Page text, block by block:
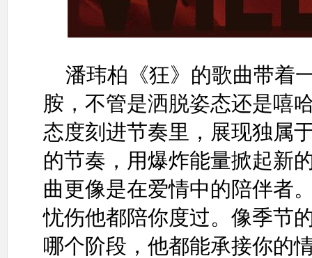
潘玮柏《狂》的歌曲带着
胺，不管是洒脱姿态还是嘻
态度刻进节奏里，展现独属
的节奏，用爆炸能量掀起新
曲更像是在爱情中的陪伴者
忧伤他都陪你度过。像季节
哪个阶段，他都能承接你的